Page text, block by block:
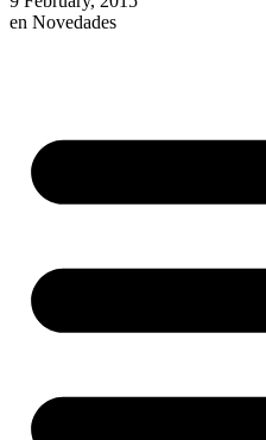
en Novedades